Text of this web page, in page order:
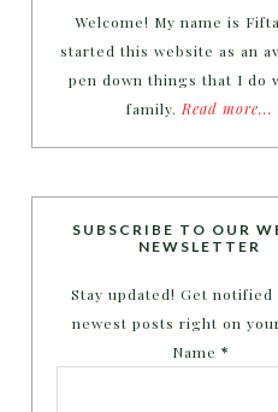
Welcome! My name is
started this website as an
pen down things that I do
family. Read more...
SUBSCRIBE TO OUR
NEWSLETTER
Stay updated! Get notified
newest posts right on
Name *